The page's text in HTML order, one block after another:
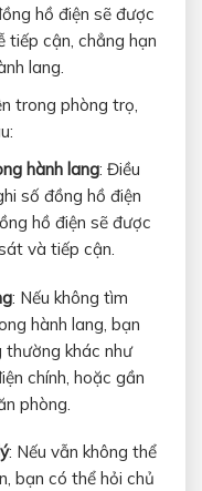
hồ điện sẽ được
cận, chẳng hạn
lang.
trong phòng trọ,
hành lang: Điều
số đồng hồ điện
hồ điện sẽ được
và tiếp cận.
: Nếu không tìm
hành lang, bạn
khác như
chính, hoặc gần
phòng.
: Nếu vẫn không thể
bạn có thể hỏi chủ